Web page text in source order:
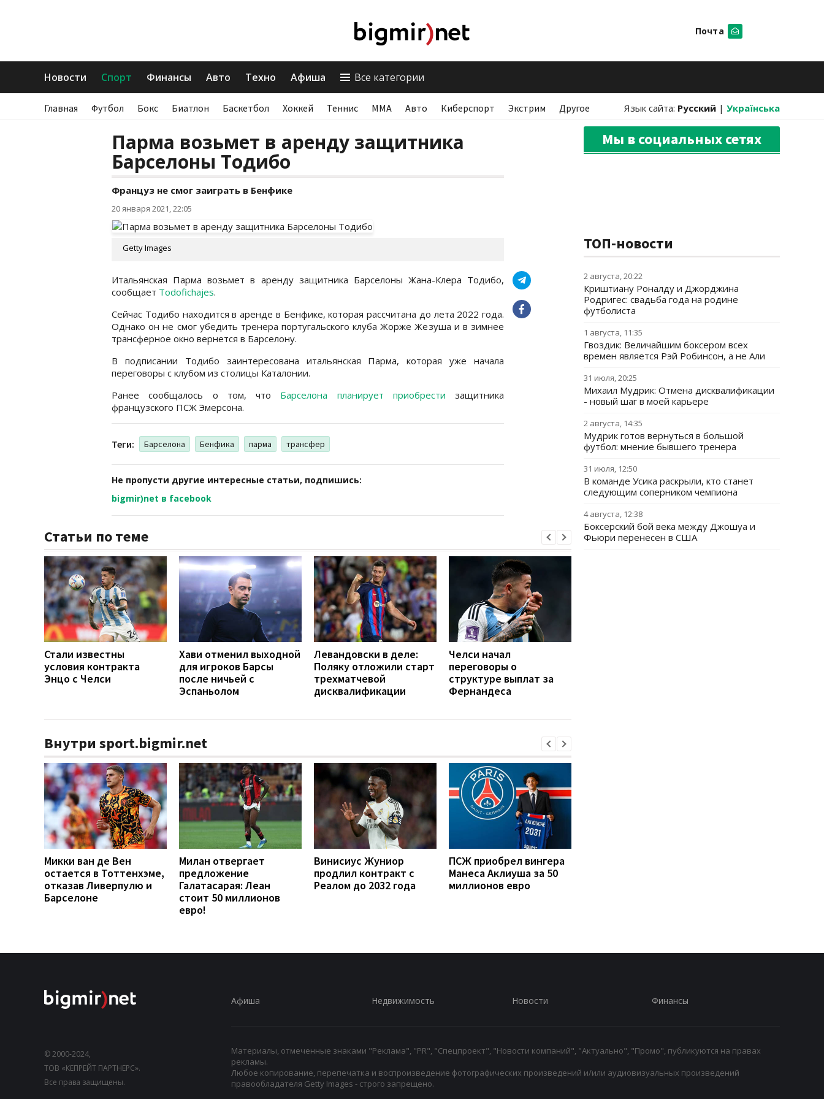
Почта
Новости Спорт Финансы Авто Техно Афиша Все категории
Главная Футбол Бокс Биатлон Баскетбол Хоккей Теннис ММА Авто Киберспорт Экстрим Другое Язык сайта: Русский | Українська
Парма возьмет в аренду защитника
Барселоны Тодибо
Француз не смог заиграть в Бенфике
20 января 2021, 22:05
Getty Images
Итальянская Парма возьмет в аренду защитника Барселоны Жана-Клера Тодибо,
сообщает Todofichajes.
Сейчас Тодибо находится в аренде в Бенфике, которая рассчитана до лета 2022 года.
Однако он не смог убедить тренера португальского клуба Жорже Жезуша и в зимнее
трансферное окно вернется в Барселону.
В подписании Тодибо заинтересована итальянская Парма, которая уже начала
переговоры с клубом из столицы Каталонии.
Ранее сообщалось о том, что Барселона планирует приобрести защитника
французского ПСЖ Эмерсона.
Теги: Барселона Бенфика парма трансфер
Не пропусти другие интересные статьи, подпишись:
bigmir)net в facebook
Статьи по теме
Стали известны
условия контракта
Энцо с Челси
Хави отменил выходной
для игроков Барсы
после ничьей с
Эспаньолом
Левандовски в деле:
Поляку отложили старт
трехматчевой
дисквалификации
Челси начал
переговоры о
структуре выплат за
Фернандеса
Внутри sport.bigmir.net
Микки ван де Вен
остается в Тоттенхэме,
отказав Ливерпулю и
Барселоне
Милан отвергает
предложение
Галатасарая: Леан
стоит 50 миллионов
евро!
Винисиус Жуниор
продлил контракт с
Реалом до 2032 года
ПСЖ приобрел вингера
Манеса Аклиуша за 50
миллионов евро
Мы в социальных сетях
ТОП-новости
2 августа, 20:22
Криштиану Роналду и Джорджина
Родригес: свадьба года на родине
футболиста
1 августа, 11:35
Гвоздик: Величайшим боксером всех
времен является Рэй Робинсон, а не Али
31 июля, 20:25
Михаил Мудрик: Отмена дисквалификации
- новый шаг в моей карьере
2 августа, 14:35
Мудрик готов вернуться в большой
футбол: мнение бывшего тренера
31 июля, 12:50
В команде Усика раскрыли, кто станет
следующим соперником чемпиона
4 августа, 12:38
Боксерский бой века между Джошуа и
Фьюри перенесен в США
© 2000-2024,
ТОВ «КЕПРЕЙТ ПАРТНЕРС».
Все права защищены.
Афиша Недвижимость Новости Финансы
Материалы, отмеченные знаками "Реклама", "PR", "Спецпроект", "Новости компаний", "Актуально", "Промо", публикуются на правах
рекламы.
Любое копирование, перепечатка и воспроизведение фотографических произведений и/или аудиовизуальных произведений
правообладателя Getty Images - строго запрещено.